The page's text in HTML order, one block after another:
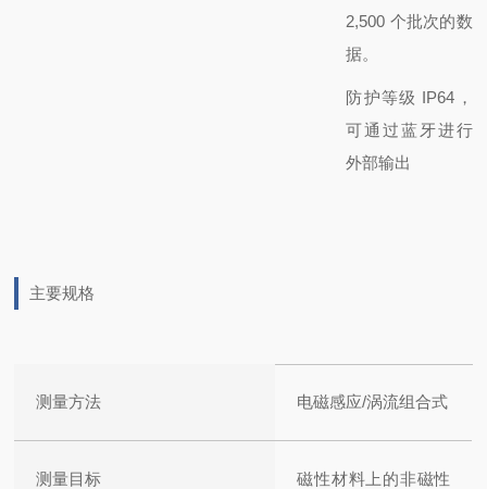
2,500 个批次的数
据。
防护等级 IP64，
可通过蓝牙进行
外部输出
主要规格
测量方法 电磁感应/涡流组合式
测量目标
磁性材料上的非磁性